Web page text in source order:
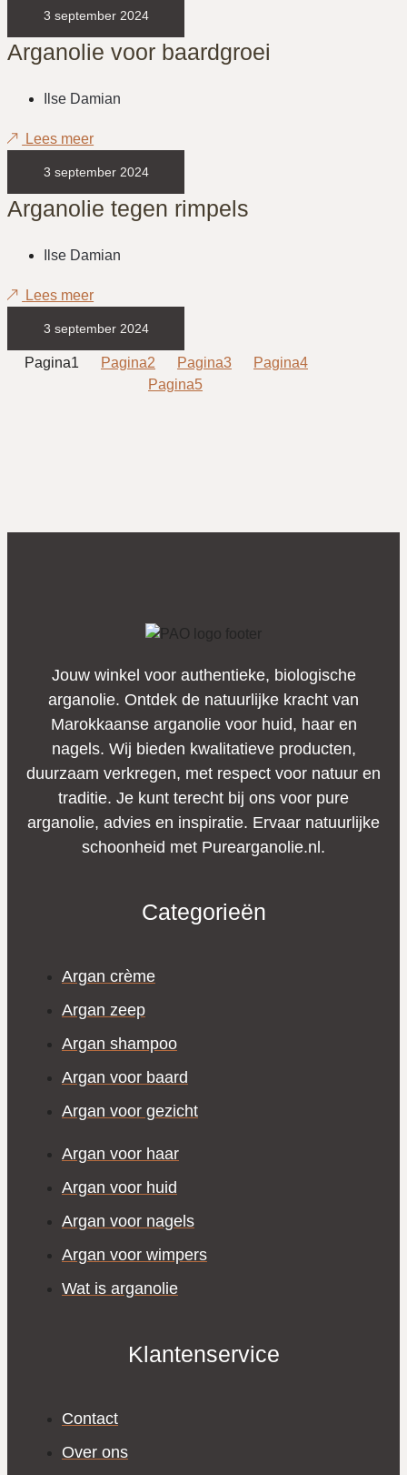
3 september 2024
Arganolie voor baardgroei
Ilse Damian
Lees meer
3 september 2024
Arganolie tegen rimpels
Ilse Damian
Lees meer
3 september 2024
Pagina1 Pagina2 Pagina3 Pagina4
Pagina5
Jouw winkel voor authentieke, biologische
arganolie. Ontdek de natuurlijke kracht van
Marokkaanse arganolie voor huid, haar en
nagels. Wij bieden kwalitatieve producten,
duurzaam verkregen, met respect voor natuur en
traditie. Je kunt terecht bij ons voor pure
arganolie, advies en inspiratie. Ervaar natuurlijke
schoonheid met Purearganolie.nl.
Categorieën
Argan crème
Argan zeep
Argan shampoo
Argan voor baard
Argan voor gezicht
Argan voor haar
Argan voor huid
Argan voor nagels
Argan voor wimpers
Wat is arganolie
Klantenservice
Contact
Over ons